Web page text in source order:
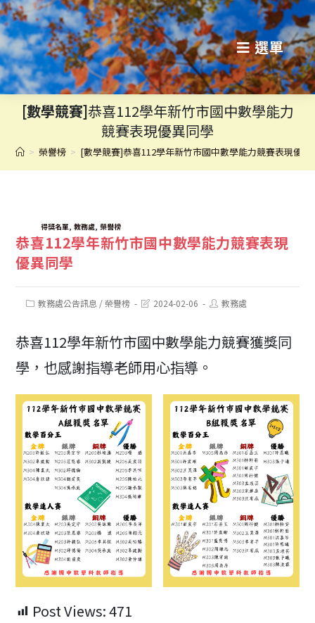
跳
轉
至
主
選單
[數學競賽]恭喜112學年新竹市國中數學能力
競賽表現優異同學
> 榮譽榜 > [數學競賽]恭喜112學年新竹市國中數學能力競賽表現優異
TAGS:得獎名單, 教務處, 榮譽榜
恭喜112學年新竹市國中數學能力競賽表現
優異同學
Post教務處公告訊息 / 榮譽榜
Post2024-02-06
Post教務處
恭喜112學年新竹市國中數學能力競賽獲獎同
學，也感謝指導老師用心指導。
Post Views:471